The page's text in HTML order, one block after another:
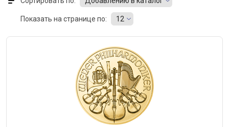
Показать на странице по: 12